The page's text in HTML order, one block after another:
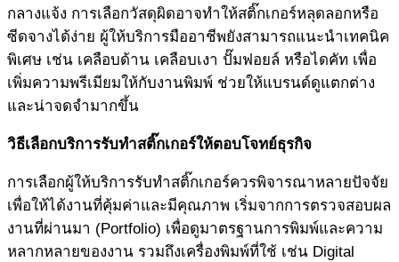
กลางแจ้ง การเลือกวัสดุผิดอาจทำให้สติ๊กเกอร์หลุดลอกหรือ
ซีดจางได้ง่าย ผู้ให้บริการมืออาชีพยังสามารถแนะนำเทคนิค
พิเศษ เช่น เคลือบด้าน เคลือบเงา ปั๊มฟอยล์ หรือไดคัท เพื่อ
เพิ่มความพรีเมียมให้กับงานพิมพ์ ช่วยให้แบรนด์ดูแตกต่าง
และน่าจดจำมากขึ้น
วิธีเลือกบริการรับทำสติ๊กเกอร์ให้ตอบโจทย์ธุรกิจ
การเลือกผู้ให้บริการรับทำสติ๊กเกอร์ควรพิจารณาหลายปัจจัย
เพื่อให้ได้งานที่คุ้มค่าและมีคุณภาพ เริ่มจากการตรวจสอบผล
งานที่ผ่านมา (Portfolio) เพื่อดูมาตรฐานการพิมพ์และความ
หลากหลายของงาน รวมถึงเครื่องพิมพ์ที่ใช้ เช่น Digital